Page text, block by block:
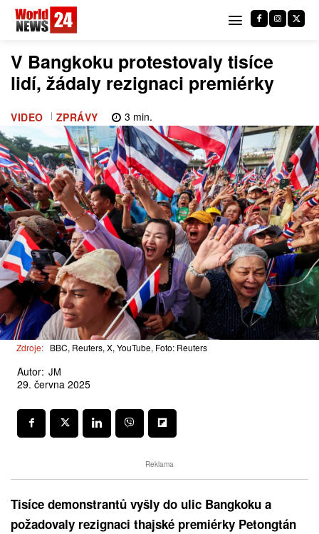
V Bangkoku protestovaly tisíce
lidí, žádaly rezignaci premiérky
VIDEO ZPRÁVY 3 min.
Zdroje: BBC, Reuters, X, YouTube, Foto: Reuters
Autor: JM
29. června 2025
Reklama
Tisíce demonstrantů vyšly do ulic Bangkoku a
požadovaly rezignaci thajské premiérky Petongtán